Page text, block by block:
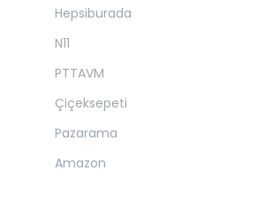
Hepsiburada
N11
PTTAVM
Çiçeksepeti
Pazarama
Amazon